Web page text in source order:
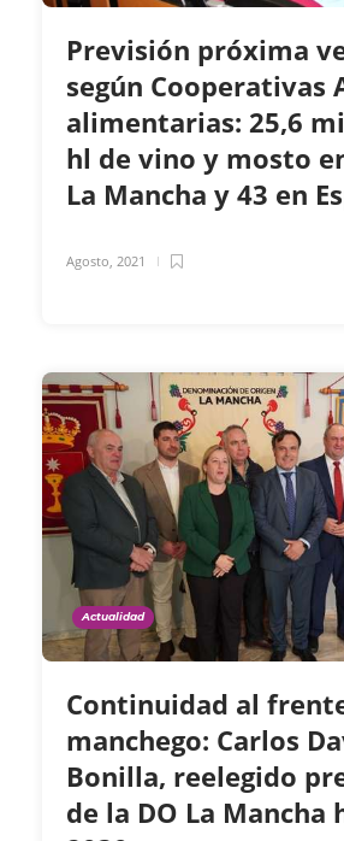
Previsión próxima
según Cooperativas
alimentarias: 25,6
hl de vino y mosto
La Mancha y 43 en
Agosto, 2021
Actualidad
Continuidad al
manchego: Carlos
Bonilla, reelegido
de la DO La Mancha